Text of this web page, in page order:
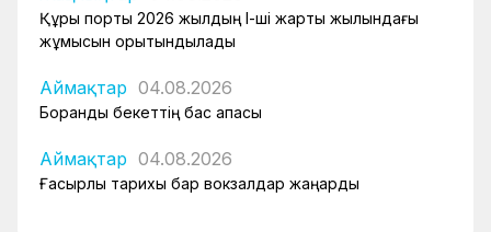
Құрық порты 2026 жылдың І-ші жарты жылындағы
жұмысын қорытындылады
Аймақтар 04.08.2026
Боранды бекеттің бас қақпасы
Аймақтар 04.08.2026
Ғасырлық тарихы бар вокзалдар жаңарды